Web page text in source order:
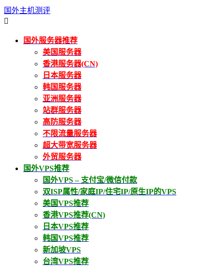
国外主机测评

国外服务器推荐
美国服务器
香港服务器(CN)
日本服务器
韩国服务器
亚洲服务器
站群服务器
高防服务器
不限流量服务器
超大带宽服务器
外贸服务器
国外VPS推荐
国外VPS – 支付宝/微信付款
双ISP属性/家庭IP/住宅IP/原生IP的VPS
美国VPS推荐
香港VPS推荐(CN)
日本VPS推荐
韩国VPS推荐
新加坡VPS
台湾VPS推荐